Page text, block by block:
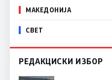
МАКЕДОНИЈА
СВЕТ
РЕДАКЦИСКИ ИЗБОР